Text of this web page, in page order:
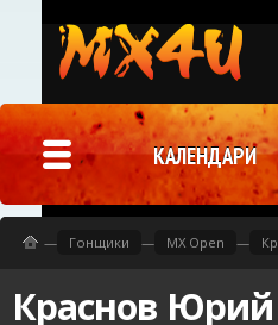
Краснов Юрий
— Гонщики — MX Open —
КАЛЕНДАРИ